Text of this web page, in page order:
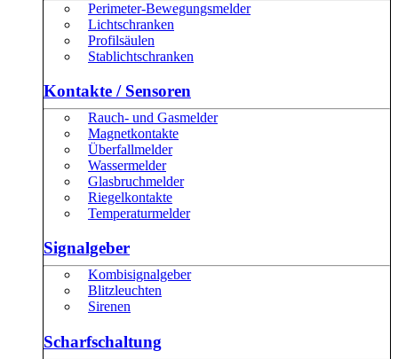
Perimeter-Bewegungsmelder
Lichtschranken
Profilsäulen
Stablichtschranken
Kontakte / Sensoren
Rauch- und Gasmelder
Magnetkontakte
Überfallmelder
Wassermelder
Glasbruchmelder
Riegelkontakte
Temperaturmelder
Signalgeber
Kombisignalgeber
Blitzleuchten
Sirenen
Scharfschaltung